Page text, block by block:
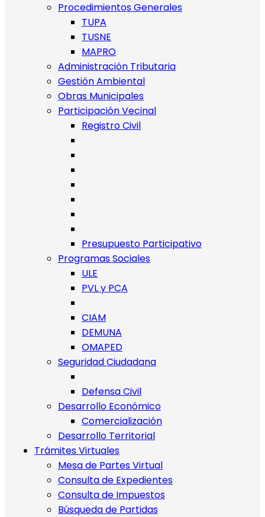
Procedimientos Generales
TUPA
TUSNE
MAPRO
Administración Tributaria
Gestión Ambiental
Obras Municipales
Participación Vecinal
Registro Civil
Presupuesto Participativo
Programas Sociales
ULE
PVL y PCA
CIAM
DEMUNA
OMAPED
Seguridad Ciudadana
Defensa Civil
Desarrollo Económico
Comercialización
Desarrollo Territorial
Trámites Virtuales
Mesa de Partes Virtual
Consulta de Expedientes
Consulta de Impuestos
Búsqueda de Partidas